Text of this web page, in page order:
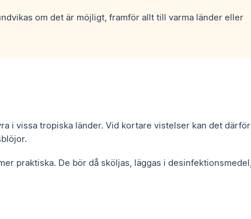
om det är möjligt, framför allt till varma länder eller
i vissa tropiska länder. Vid kortare vistelser kan det därför
praktiska. De bör då sköljas, läggas i desinfektionsmedel,